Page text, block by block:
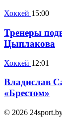
Хоккей 15:00
Тренеры
Цыплакова
Хоккей 12:01
Владислав
«Брестом»
© 2026